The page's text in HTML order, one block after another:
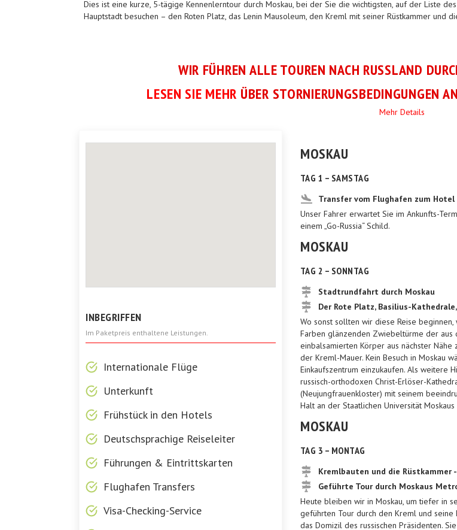
Dies ist eine kurze, 5-tägige Kennenlerntour durch Moskau, bei der Sie die wichtigsten, auf der Liste
Hauptstadt besuchen – den Roten Platz, das Lenin Mausoleum, den Kreml mit seiner Rüstkammer und
WIR FÜHREN ALLE TOUREN NACH RUSSLAND
LESEN SIE MEHR ÜBER STORNIERUNGSBEDINGUNGEN
Mehr Details
INBEGRIFFEN
Im Paketpreis enthaltene Leistungen.
Internationale Flüge
Unterkunft
Frühstück in den Hotels
Deutschsprachige Reiseleiter
Führungen & Eintrittskarten
Flughafen Transfers
Visa-Checking-Service
MOSKAU
TAG 1 – SAMSTAG
Transfer vom Flughafen zum Hotel
Unser Fahrer erwartet Sie im Ankunfts-
einem „Go-Russia“ Schild.
MOSKAU
TAG 2 – SONNTAG
Stadtrundfahrt durch Moskau
Der Rote Platz, Basilius-
Wo sonst sollten wir diese Reise
Farben glänzenden Zwiebeltürme der aus
einbalsamierten Körper aus nächster
der Kreml-Mauer. Kein Besuch in Moskau
Einkaufszentrum einzukaufen. Als weitere
russisch-orthodoxen Christ-Erlöser-
(Neujungfrauenkloster) mit seinem
Halt an der Staatlichen Universität
MOSKAU
TAG 3 – MONTAG
Kremlbauten und die Rüstkammer
Geführte Tour durch Moskaus
Heute bleiben wir in Moskau, um tiefer in
geführten Tour durch den Kreml und
das Domizil des russischen Präsidenten.